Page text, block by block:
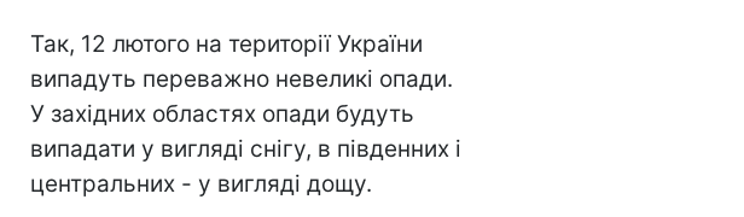
Так, 12 лютого на території України
випадуть переважно невеликі опади.
У західних областях опади будуть
випадати у вигляді снігу, в південних і
центральних - у вигляді дощу.